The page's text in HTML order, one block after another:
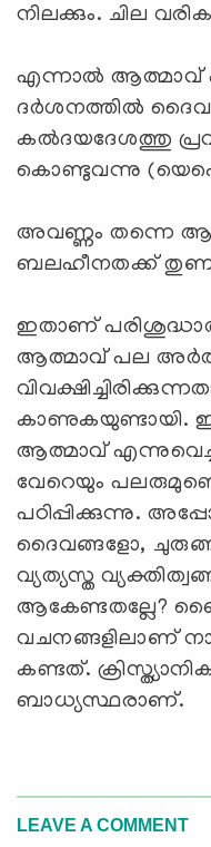
നിലക്കും. ചില
എന്നാല്‍ ആത്മാവ്
ദര്‍ശനത്തില്‍
കല്‍ദയദേശത്തു
കൊണ്ടുവന്നു
അവണ്ണം തന്നെ
ബലഹീനതക്ക് തുണ
ഇതാണ്
ആത്മാവ് പല
കാണുകയുണ്ടായി.
ആത്മാവ്
വേറെയും
പഠിപ്പിക്കുന്നു.
ദൈവങ്ങളോ,
വ്യത്യസ്ത
ആകേണ്ടതല്ലേ?
വചനങ്ങളിലാണ്
കണ്ടത്.
ബാധ്യസ്ഥരാണ്.
LEAVE A COMMENT